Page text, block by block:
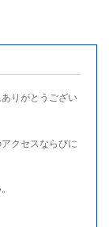
りがとうござい
クセスならびに